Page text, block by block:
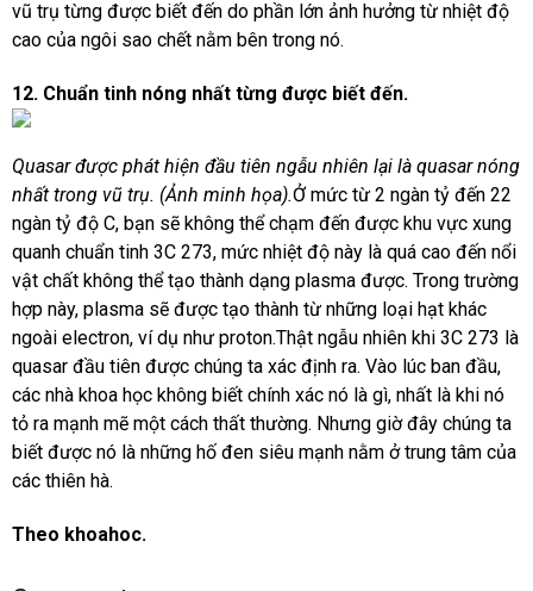
vũ trụ từng được biết đến do phần lớn ảnh hưởng từ nhiệt độ
cao của ngôi sao chết nằm bên trong nó.
12. Chuẩn tinh nóng nhất từng được biết đến.
Quasar được phát hiện đầu tiên ngẫu nhiên lại là quasar nóng
nhất trong vũ trụ. (Ảnh minh họa).Ở mức từ 2 ngàn tỷ đến 22
ngàn tỷ độ C, bạn sẽ không thể chạm đến được khu vực xung
quanh chuẩn tinh 3C 273, mức nhiệt độ này là quá cao đến nổi
vật chất không thể tạo thành dạng plasma được. Trong trường
hợp này, plasma sẽ được tạo thành từ những loại hạt khác
ngoài electron, ví dụ như proton.Thật ngẫu nhiên khi 3C 273 là
quasar đầu tiên được chúng ta xác định ra. Vào lúc ban đầu,
các nhà khoa học không biết chính xác nó là gì, nhất là khi nó
tỏ ra mạnh mẽ một cách thất thường. Nhưng giờ đây chúng ta
biết được nó là những hố đen siêu mạnh nằm ở trung tâm của
các thiên hà.
Theo khoahoc.